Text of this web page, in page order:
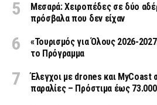
Μεσαρά: Χειροπέδες σε δύο
πρόσβαλα που δεν είχαν
«Τουρισμός για Όλους 2026-
το Πρόγραμμα
Έλεγχοι με drones και
παραλίες – Πρόστιμα έως